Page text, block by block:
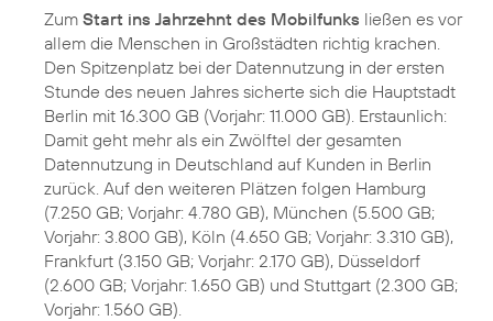
Zum Start ins Jahrzehnt des Mobilfunks ließen es vor
allem die Menschen in Großstädten richtig krachen.
Den Spitzenplatz bei der Datennutzung in der ersten
Stunde des neuen Jahres sicherte sich die Hauptstadt
Berlin mit 16.300 GB (Vorjahr: 11.000 GB). Erstaunlich:
Damit geht mehr als ein Zwölftel der gesamten
Datennutzung in Deutschland auf Kunden in Berlin
zurück. Auf den weiteren Plätzen folgen Hamburg
(7.250 GB; Vorjahr: 4.780 GB), München (5.500 GB;
Vorjahr: 3.800 GB), Köln (4.650 GB; Vorjahr: 3.310 GB),
Frankfurt (3.150 GB; Vorjahr: 2.170 GB), Düsseldorf
(2.600 GB; Vorjahr: 1.650 GB) und Stuttgart (2.300 GB;
Vorjahr: 1.560 GB).